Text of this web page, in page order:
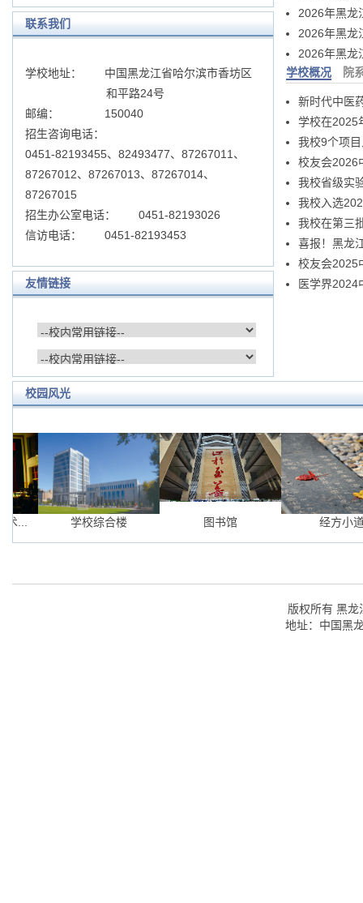
联系我们
学校地址： 中国黑龙江省哈尔滨市香坊区
和平路24号
邮编： 150040
招生咨询电话：
0451-82193455、82493477、87267011、
87267012、87267013、87267014、
87267015
招生办公室电话： 0451-82193026
信访电话： 0451-82193453
友情链接
2026年黑龙
2026年黑龙
2026年黑龙
学校概况
院
新时代中医
学校在2025
我校9个项
校友会2026
我校省级实
我校入选
我校在第三
喜报！黑龙
校友会2025
医学界
校园风光
... 学校综合楼 图书馆 经方小道
版权所有 黑
地址：中国黑